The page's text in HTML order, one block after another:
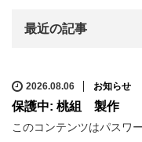
最近の記事
2026.08.06 お知らせ
保護中: 桃組 製作
このコンテンツはパスワ